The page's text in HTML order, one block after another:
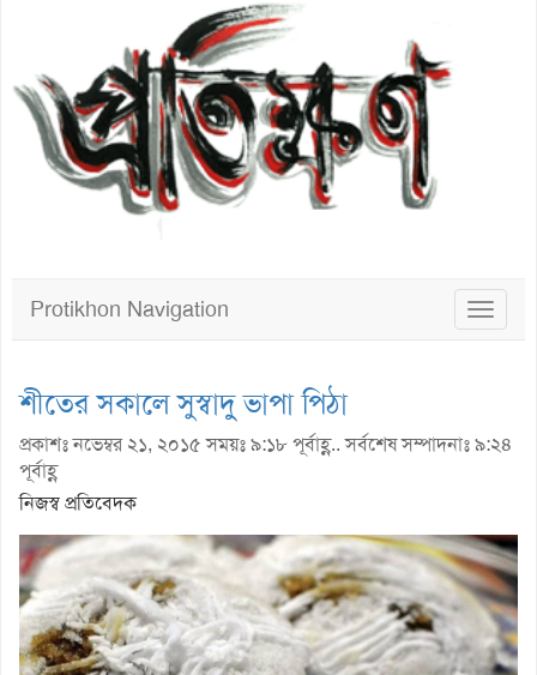
Toggle
Protikhon Navigation
শীতের সকালে সুস্বাদু ভাপা পিঠা
প্রকাশঃ নভেম্বর ২১, ২০১৫ সময়ঃ ৯:১৮ পূর্বাহ্ণ.. সর্বশেষ সম্পাদনাঃ ৯:২৪
পূর্বাহ্ণ
নিজস্ব প্রতিবেদক